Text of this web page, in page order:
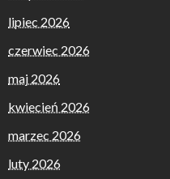
lipiec 2026
czerwiec 2026
maj 2026
kwiecień 2026
marzec 2026
luty 2026